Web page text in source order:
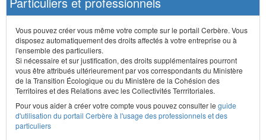
Vous pouvez créer vous même votre compte sur le portail Cerbère. Vous
disposez automatiquement des droits affectés à votre entreprise ou à
l'ensemble des particuliers.
Si nécessaire et sur justification, des droits supplémentaires pourront
vous être attribués ultérieurement par vos correspondants du Ministère
de la Transition Écologique ou du Ministère de la Cohésion des
Territoires et des Relations avec les Collectivités Terrritoriales.
Pour vous aider à créer votre compte vous pouvez consulter le guide
d'utilisation du portail Cerbère à l'usage des professionnels et des
particuliers